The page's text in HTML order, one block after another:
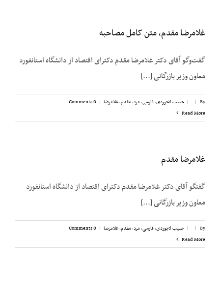
غلامرضا مقدم، متن کامل مصاحبه
گفت‌وگو آقای دکتر غلامرضا مقدم دکترای اقتصاد از دانشگاه استانفورد
معاون وزیر بازرگانی [...]
By
|
| حبیب لاجوردی,فارسی,مرد,مقدم، غلامرضا |
0 Comments
Read More
غلامرضا مقدم
گفتگو آقای دکتر غلامرضا مقدم دکترای اقتصاد از دانشگاه استانفورد
معاون وزیر بازرگانی [...]
By
|
| حبیب لاجوردی,فارسی,مرد,مقدم، غلامرضا |
0 Comments
Read More